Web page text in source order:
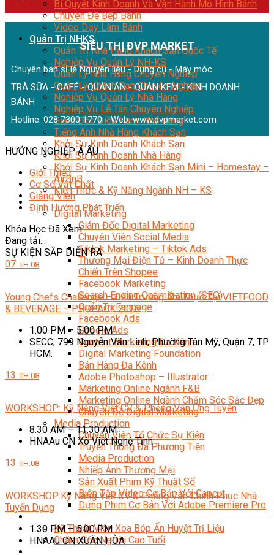
Bí Quyết Kinh Doanh Và Vận Hành Mô Hình Bánh
Chuyên Đề Bếp Bánh
Video Dạy Làm Bánh
Quản Trị NHKS
Quản Trị Nhà Hàng Khách Sạn Quốc Tế
Nghiệp Vụ Quản Lý NH-KS
Quản Lý Nhà Hàng Chuyên Nghiệp
Quản Lý Khách Sạn Chuyên Nghiệp
Nghiệp Vụ Quản Lý Nhà Hàng
Nghiệp Vụ Lễ Tân Chuyên Nghiệp
Giám Đốc Điều Hành Nhà Hàng
Tiếng Anh Nhà Hàng Khách Sạn
Khởi Sự Kinh Doanh Khách Sạn
Khởi Sự Kinh Doanh Nhà Hàng
Khởi Sự Kinh Doanh Khách Sạn Mini – Homestay –
AirBnB
Kiến Thức & Kỹ Năng Ngành NH – KS
Marketing
Digital Marketing
Giám Đốc Digital Marketing
Chuyên Viên Social Media
Tiktok Marketing – Tiktok Ads
Thương Mại Điện Tử – Kinh Doanh Thực
Chiến Trên Shopee
Facebook Marketing
Search Engine Optimization (SEO)
Quản Trị Fanpage
Facebook Ads
Google Ads
Content Marketing Đa Kênh
Digital Marketing Foundation
Bán Hàng Đa Kênh
Adobe Photoshop – Illustrator
Marketing Online Ngành F&B
Marketing Online Ngành Chăm Sóc Sắc Đẹp
Chuyên Đề Digital Marketing
Media Production
Chuyên Viên Tổ Chức Sự Kiện
Truyền Thông Đa Phương Tiện
Media Production
Nhiếp Ảnh Thương Mại
Sản Xuất Phim Kỹ Thuật Số
Biên Tập Video Cơ Bản Với Capcut
Dựng Phim Cơ Bản Với Adobe Premiere Pro
Sức Khỏe
Kỹ Thuật Viên Xoa Bóp Ấn Huyệt Trị Liệu
Chăm Sóc Người Cao Tuổi
SIÊU THỊ ĐVP MARKET
Chuyên bán sỉ lẻ Nguyên liệu - Dụng cụ - Máy móc
TRÀ SỮA - CAFÉ - QUÁN ĂN - QUÁN KEM - KINH DOANH
BÁNH
Hotline: 028 7300 1770 - Web:www.dvpmarket.com
HƯỚNG NGHIỆP Á ÂU
Giới Thiệu
Cơ Sở Vật Chất
Giảng Viên
Định Hướng Phát Triển
Khóa Học Đã Xem
Đang tải...
SỰ KIỆN SẮP DIỄN RA
07 TH.08
Young Chefs Challenge – Đấu Trường Ẩm Thực Tại VIETFOOD
& BEVERAGE – PROPACK 2026
1.00 PM – 5.00 PM
SECC, 799 Nguyễn Văn Linh, Phường Tân Mỹ, Quận 7, TP.
HCM.
13 TH.08
WORKSHOP: Kỹ Năng Viết CV & Phỏng Vấn Ứng Tuyển
8.30 AM – 11.30 AM
HNAAu CN Xô Viết Nghệ Tĩnh
13 TH.08
WORKSHOP:Kỹ Năng Viết CV & Phỏng Vấn Chinh Phục Nhà
Tuyển Dụng
1.30 PM – 5.00 PM
HNAAu CN XUÂN HÒA